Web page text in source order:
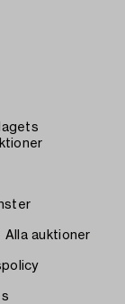
Alla auktioner